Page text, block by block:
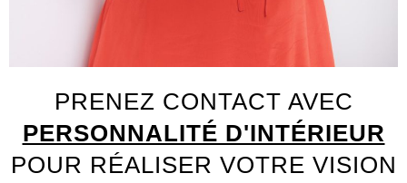
PRENEZ CONTACT AVEC
PERSONNALITÉ D'INTÉRIEUR
POUR RÉALISER VOTRE VISION